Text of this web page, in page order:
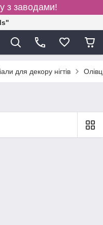
з заводами!
для декору нігтів